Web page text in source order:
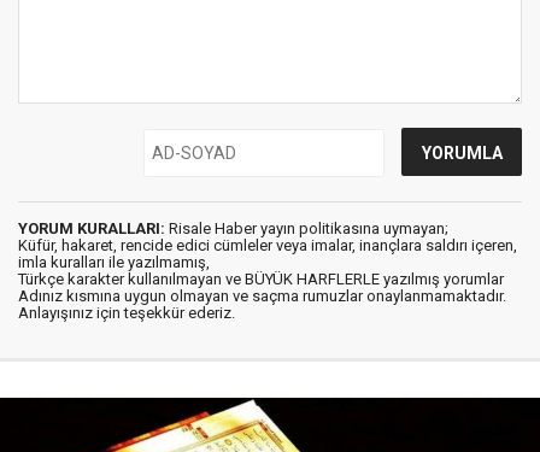
YORUM KURALLARI: Risale Haber yayın politikasına uymayan;
Küfür, hakaret, rencide edici cümleler veya imalar, inançlara saldırı içeren,
imla kuralları ile yazılmamış,
Türkçe karakter kullanılmayan ve BÜYÜK HARFLERLE yazılmış yorumlar
Adınız kısmına uygun olmayan ve saçma rumuzlar onaylanmamaktadır.
Anlayışınız için teşekkür ederiz.